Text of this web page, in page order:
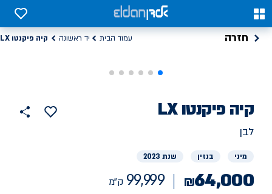
0
0
חזרה עמוד הבית יד ראשונה קיה פיקנטו LX
רכב
יד
קיה פיקנטו LX
הוסף
למועדפים
לבן
מיני בנזין שנת 2023
₪64,000
99,999 ק"מ